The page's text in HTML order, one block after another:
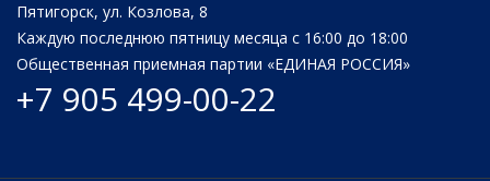
Пятигорск, ул. Козлова, 8
Каждую последнюю пятницу месяца с 16:00 до 18:00
Общественная приемная партии «ЕДИНАЯ РОССИЯ»
+7 905 499-00-22